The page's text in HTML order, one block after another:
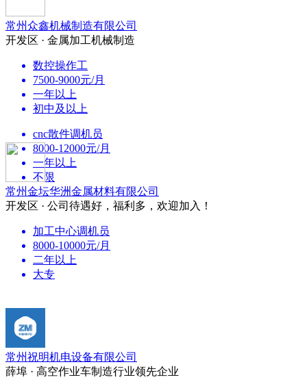
常州众鑫机械制造有限公司
开发区 · 金属加工机械制造
数控操作工
7500-9000元/月
一年以上
初中及以上
cnc散件调机员
8000-12000元/月
一年以上
不限
常州金坛华洲金属材料有限公司
开发区 · 公司待遇好，福利多，欢迎加入！
加工中心调机员
8000-10000元/月
二年以上
大专
常州祝明机电设备有限公司
薛埠 · 高空作业车制造行业领先企业